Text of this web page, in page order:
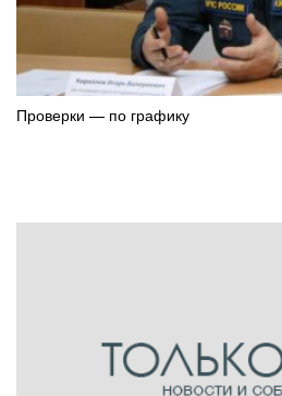
Проверки — по графику